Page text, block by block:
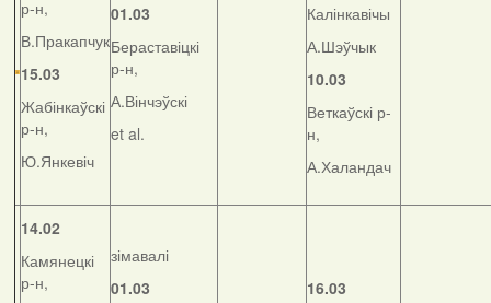
р-н,
В.Пракапчук
15.03
Жабінкаўскі
р-н,
Ю.Янкевіч
01.03
Бераставіцкі
р-н,
А.Вінчэўскі
et al.
Калінкавічы
А.Шэўчык
10.03
Веткаўскі р-
н,
А.Халандач
14.02
Камянецкі
р-н,
зімавалі
01.03
16.03